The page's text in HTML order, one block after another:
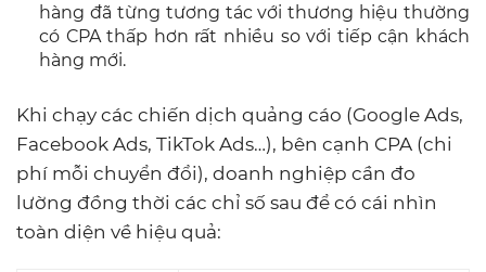
hàng đã từng tương tác với thương hiệu thường
có CPA thấp hơn rất nhiều so với tiếp cận khách
hàng mới.
Khi chạy các chiến dịch quảng cáo (Google Ads,
Facebook Ads, TikTok Ads…), bên cạnh CPA (chi
phí mỗi chuyển đổi), doanh nghiệp cần đo
lường đồng thời các chỉ số sau để có cái nhìn
toàn diện về hiệu quả: